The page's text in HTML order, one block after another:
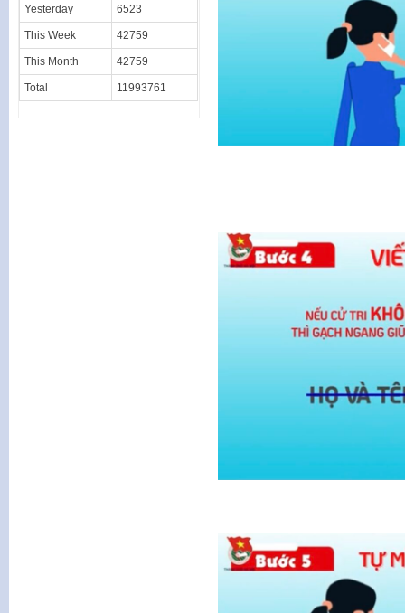
Yesterday 6523
This Week 42759
This Month 42759
Total 11993761